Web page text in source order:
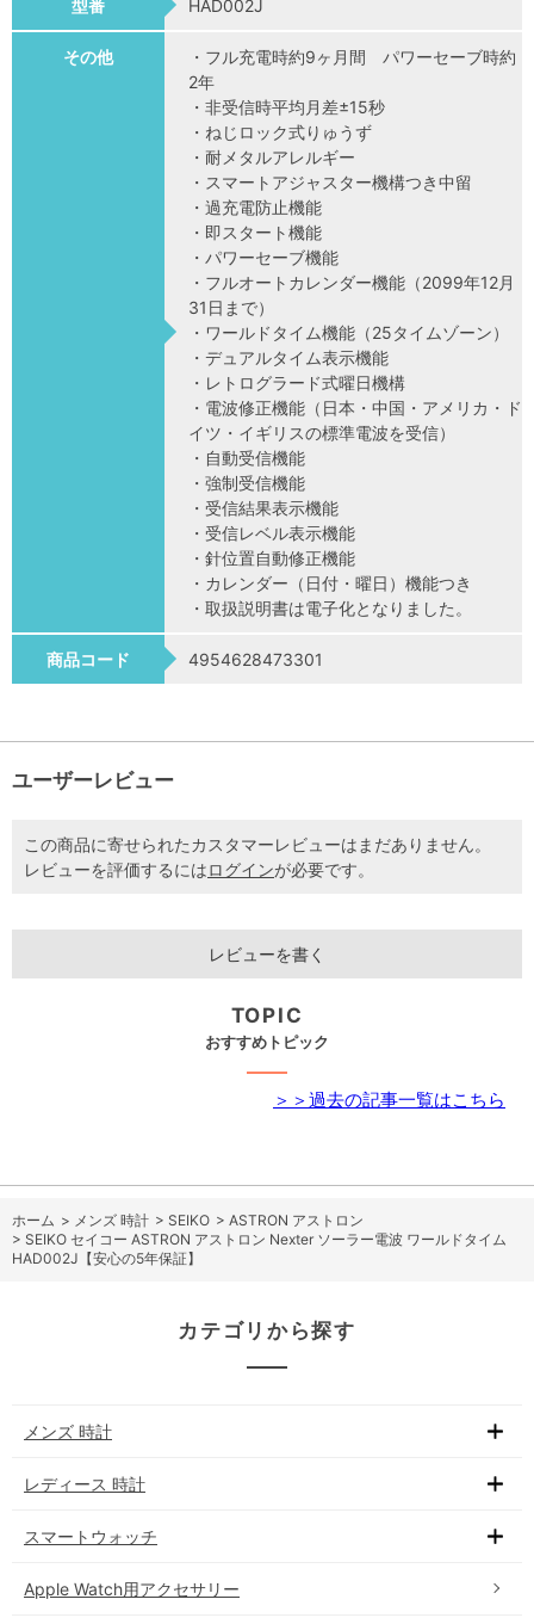
型番 HAD002J
その他
・フル充電時約9ヶ月間 パワーセーブ時約
2年
・非受信時平均月差±15秒
・ねじロック式りゅうず
・耐メタルアレルギー
・スマートアジャスター機構つき中留
・過充電防止機能
・即スタート機能
・パワーセーブ機能
・フルオートカレンダー機能（2099年12月
31日まで）
・ワールドタイム機能（25タイムゾーン）
・デュアルタイム表示機能
・レトログラード式曜日機構
・電波修正機能（日本・中国・アメリカ・ド
イツ・イギリスの標準電波を受信）
・自動受信機能
・強制受信機能
・受信結果表示機能
・受信レベル表示機能
・針位置自動修正機能
・カレンダー（日付・曜日）機能つき
・取扱説明書は電子化となりました。
商品コード 4954628473301
ユーザーレビュー
この商品に寄せられたカスタマーレビューはまだありません。
レビューを評価するにはログインが必要です。
レビューを書く
TOPIC
おすすめトピック
＞＞過去の記事一覧はこちら
ホーム > メンズ 時計 > SEIKO > ASTRON アストロン
> SEIKO セイコー ASTRON アストロン Nexter ソーラー電波 ワールドタイム
HAD002J【安心の5年保証】
カテゴリから探す
メンズ 時計
レディース 時計
スマートウォッチ
Apple Watch用アクセサリー